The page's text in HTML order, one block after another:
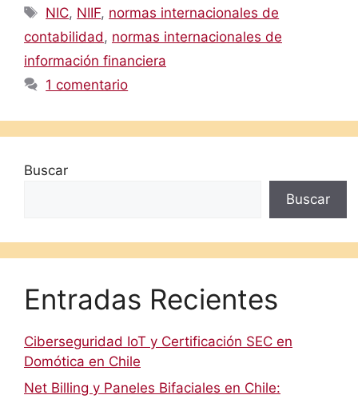
Etiquetas
NIC, NIIF, normas internacionales de
contabilidad , normas internacionales de
información financiera
1 comentario
Buscar
Buscar
Entradas Recientes
Ciberseguridad IoT y Certificación SEC en
Domótica en Chile
Net Billing y Paneles Bifaciales en Chile: